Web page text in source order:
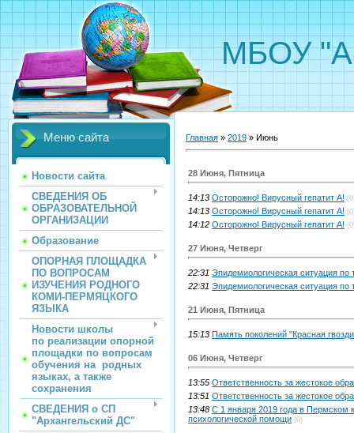
МБОУ
Меню сайта
Новости сайта
СВЕДЕНИЯ ОБ
ОБРАЗОВАТЕЛЬНОЙ
ОРГАНИЗАЦИИ
Образование
ОПОРНАЯ ПЛОЩАДКА
ПО ВОПРОСАМ
ИЗУЧЕНИЯ РОДНОГО
КОМИ-ПЕРМЯЦКОГО
ЯЗЫКА
Новости школы
по реализации опорной
площадки по вопросам
обучения на родных
языках, а также
сохранения
СВЕДЕНИЯ о СП
"Архангельский ДС"
Главная » 2019 » Июнь
28 Июня, Пятница
14:13 Осторожно! Вирусный гепатит А!
14:13 Осторожно! Вирусный гепатит А!
14:12 Осторожно! Вирусный гепатит А!
27 Июня, Четверг
22:31 Эпидемиологическая ситуация по
22:31 Эпидемиологическая ситуация по
21 Июня, Пятница
15:13 Память поколений "Красная
06 Июня, Четверг
13:55 Ответственность за жестокое
13:51 Ответственность за жестокое
13:48 С 1 января 2019 года в Пермском
психологической помощи (0)